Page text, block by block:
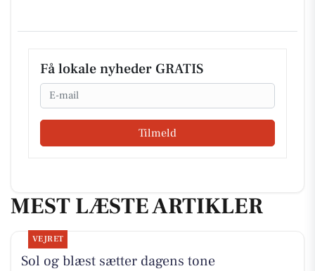
Få lokale nyheder GRATIS
Email
Tilmeld
MEST LÆSTE ARTIKLER
VEJRET
Sol og blæst sætter dagens tone